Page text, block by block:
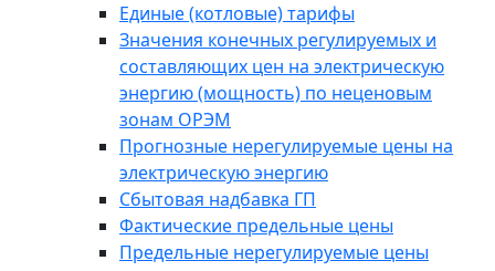
Единые (котловые) тарифы
Значения конечных регулируемых и
составляющих цен на электрическую
энергию (мощность) по неценовым
зонам ОРЭМ
Прогнозные нерегулируемые цены на
электрическую энергию
Сбытовая надбавка ГП
Фактические предельные цены
Предельные нерегулируемые цены